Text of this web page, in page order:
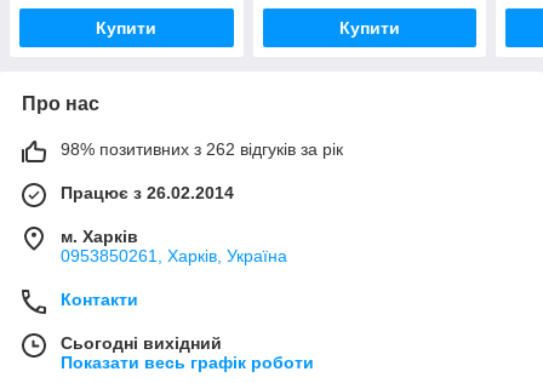
Купити Купити
Про нас
98% позитивних з 262 відгуків за рік
Працює з 26.02.2014
м. Харків
0953850261, Харків, Україна
Контакти
Сьогодні вихідний
Показати весь графік роботи